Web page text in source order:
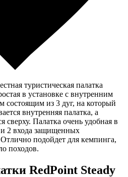
туристическая палатка
в установке с внутренним
из 3 дуг, на который
внутренняя палатка, а
сверху. Палатка очень удобная в
и 2 входа защищенных
подойдет для кемпинга,
походов.
RedPoint Steady